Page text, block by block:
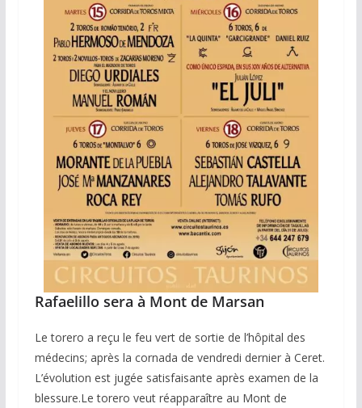
Rafaelillo sera à Mont de Marsan
Le torero a reçu le feu vert de sortie de l’hôpital des
médecins; après la cornada de vendredi dernier à Ceret.
L’évolution est jugée satisfaisante après examen de la
blessure.Le torero veut réapparaître au Mont de